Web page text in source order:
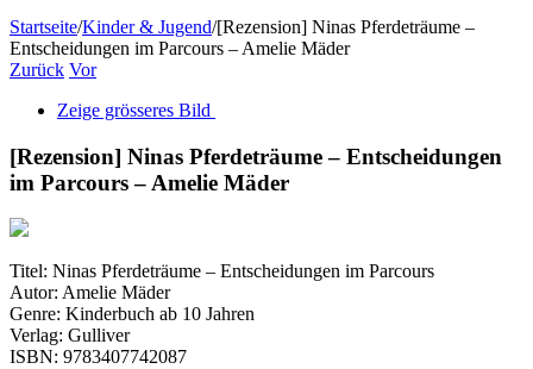
Startseite/Kinder & Jugend/[Rezension] Ninas Pferdeträume –
Entscheidungen im Parcours – Amelie Mäder
Zurück Vor
Zeige grösseres Bild
[Rezension] Ninas Pferdeträume – Entscheidungen
im Parcours – Amelie Mäder
Titel: Ninas Pferdeträume – Entscheidungen im Parcours
Autor: Amelie Mäder
Genre: Kinderbuch ab 10 Jahren
Verlag: Gulliver
ISBN: 9783407742087